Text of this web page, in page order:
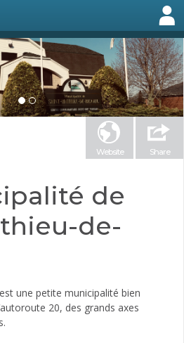
Website Share
de
de-
une petite municipalité bien
20, des grands axes